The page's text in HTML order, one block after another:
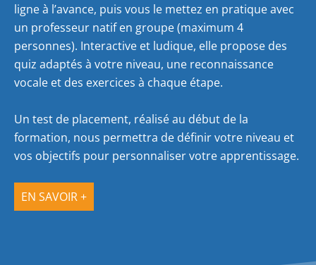
ligne à l’avance, puis vous le mettez en pratique avec
un professeur natif en groupe (maximum 4
personnes). Interactive et ludique, elle propose des
quiz adaptés à votre niveau, une reconnaissance
vocale et des exercices à chaque étape.
Un test de placement, réalisé au début de la
formation, nous permettra de définir votre niveau et
vos objectifs pour personnaliser votre apprentissage.
EN SAVOIR +